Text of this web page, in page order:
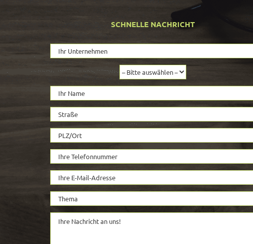
SCHNELLE NACHRICHT